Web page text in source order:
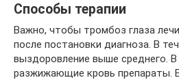
Способы терапии
Важно, чтобы тромбоз глаза
после постановки диагноза. В
выздоровление выше среднего.
разжижающие кровь препараты.